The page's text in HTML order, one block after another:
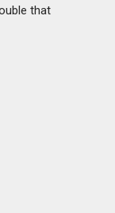
that